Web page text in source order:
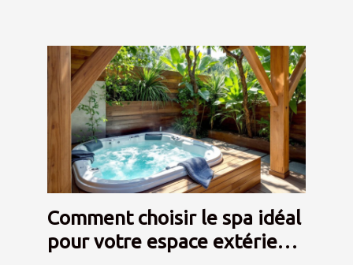
Comment choisir le spa idéal
pour votre espace extérieur